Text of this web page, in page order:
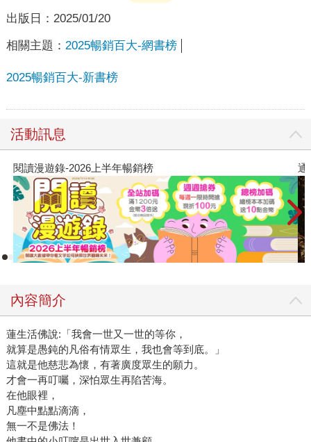
出版日： 2025/01/20
相關主題： 2025暢銷百大-網書榜
2025暢銷百大-新書榜
活動訊息
閱讀漫遊錄-2026上半年暢銷榜 通
內容簡介
蓮生活佛說:「我會一世又一世的等你，
就算是愚鈍的凡俗有情眾生，我也會等到底。」
這就是他慈悲為懷，有著廣度眾生的願力。
才會一再叮囑，深怕眾生再陷苦海。
在他眼裡，
凡塵中點點滴滴，
無一不是佛法！